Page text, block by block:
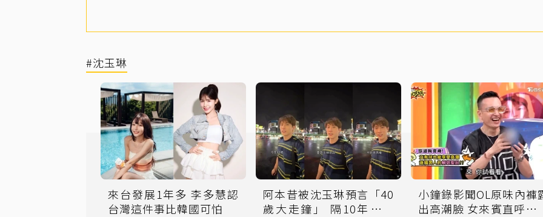
#沈玉琳
來台發展1年多 李多慧認
台灣這件事比韓國可怕
阿本昔被沈玉琳預言「40
歲大走鐘」 隔10年親回
小鐘錄影聞OL原味內褲
出高潮臉 女來賓直呼「好